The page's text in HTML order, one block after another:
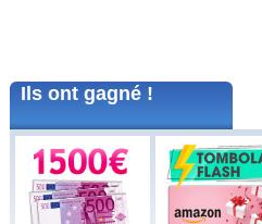
Ils ont gagné !